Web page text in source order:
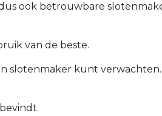
ook betrouwbare
van de beste.
slotenmaker kunt